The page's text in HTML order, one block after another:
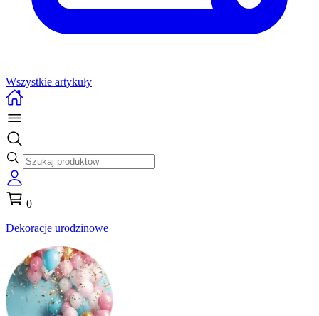
Wszystkie artykuły
0
Dekoracje urodzinowe